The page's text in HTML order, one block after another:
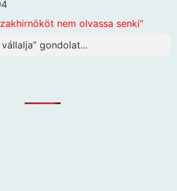
nem olvassa senki”
gondolat...